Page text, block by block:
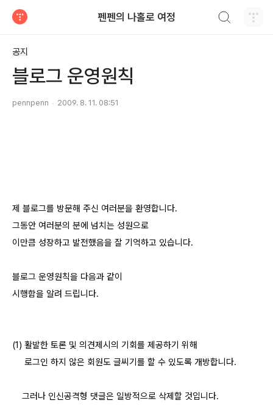
펜펜의 나홀로 여정
공지
블로그 운영원칙
pennpenn 2009. 8. 11. 08:51
제 블로그를 방문해 주신 여러분을 환영합니다.
그동안 여러분의 분에 넘치는 성원으로
이만큼 성장하고 발전했음을 잘 기억하고 있습니다.
블로그 운영원칙을 다음과 같이
시행함을 알려 드립니다.
(1) 활발한 토론 및 의견제시의 기회를 제공하기 위해
로그인 하지 않은 회원도 글씨기를 할 수 있도록 개방합니다.
그러나 인신공격형 댓글은 일방적으로 삭제할 것입니다.